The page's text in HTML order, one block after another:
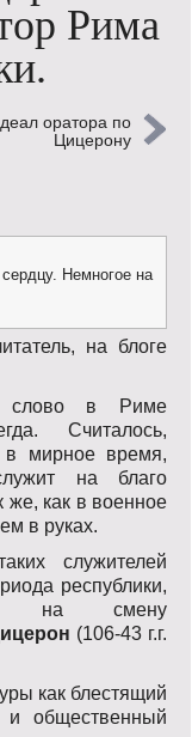
Login
Рима
оратора по
Цицерону
Немногое на
на блоге
слово в Риме
Считалось,
в мирное время,
на благо
же, как в военное
в руках.
служителей
республики,
на смену
(106-43 г.г.
как блестящий
и общественный